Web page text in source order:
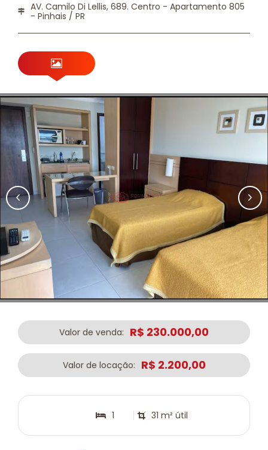
AV. Camilo Di Lellis, 689. Centro - Apartamento 805
- Pinhais / PR
Valor de venda: R$ 230.000,00
Valor de locação: R$ 2.200,00
1 31 m² útil